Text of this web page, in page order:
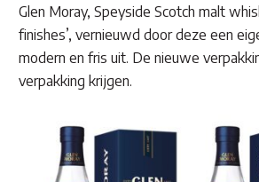
Glen Moray, Speyside Scotch malt
finishes’, vernieuwd door deze een
modern en fris uit. De nieuwe
verpakking krijgen.